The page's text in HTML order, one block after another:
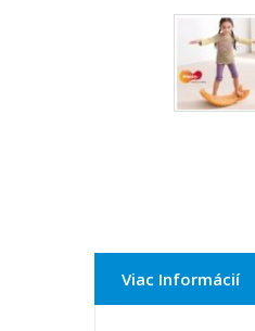
Viac Informácií